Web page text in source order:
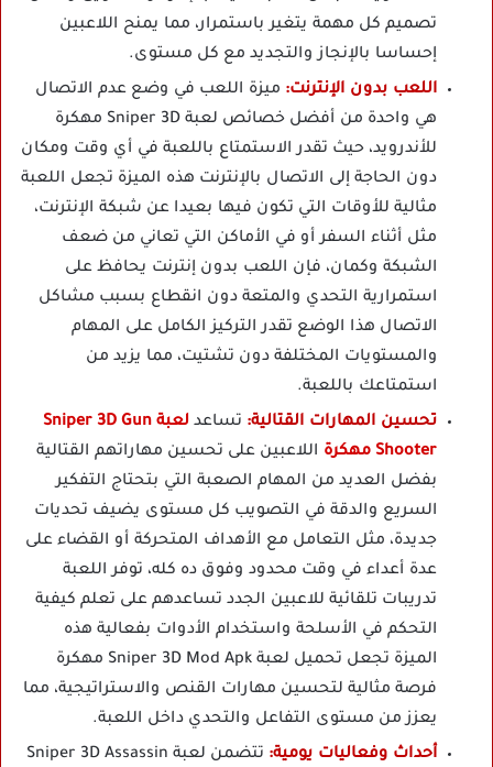
تصميم كل مهمة يتغير باستمرار، مما يمنح اللاعبين
إحساسا بالإنجاز والتجديد مع كل مستوى.
اللعب بدون الإنترنت: ميزة اللعب في وضع عدم الاتصال
هي واحدة من أفضل خصائص لعبة Sniper 3D مهكرة
للأندرويد، حيث تقدر الاستمتاع باللعبة في أي وقت ومكان
دون الحاجة إلى الاتصال بالإنترنت هذه الميزة تجعل اللعبة
مثالية للأوقات التي تكون فيها بعيدا عن شبكة الإنترنت،
مثل أثناء السفر أو في الأماكن التي تعاني من ضعف
الشبكة وكمان، فإن اللعب بدون إنترنت يحافظ على
استمرارية التحدي والمتعة دون انقطاع بسبب مشاكل
الاتصال هذا الوضع تقدر التركيز الكامل على المهام
والمستويات المختلفة دون تشتيت، مما يزيد من
استمتاعك باللعبة.
تحسين المهارات القتالية: تساعد
لعبة Sniper 3D Gun
Shooter مهكرة
اللاعبين على تحسين مهاراتهم القتالية
بفضل العديد من المهام الصعبة التي بتحتاج التفكير
السريع والدقة في التصويب كل مستوى يضيف تحديات
جديدة، مثل التعامل مع الأهداف المتحركة أو القضاء على
عدة أعداء في وقت محدود وفوق ده كله، توفر اللعبة
تدريبات تلقائية للاعبين الجدد تساعدهم على تعلم كيفية
التحكم في الأسلحة واستخدام الأدوات بفعالية هذه
الميزة تجعل تحميل لعبة Sniper 3D Mod Apk مهكرة
فرصة مثالية لتحسين مهارات القنص والاستراتيجية، مما
يعزز من مستوى التفاعل والتحدي داخل اللعبة.
أحداث وفعاليات يومية:
تتضمن لعبة Sniper 3D Assassin